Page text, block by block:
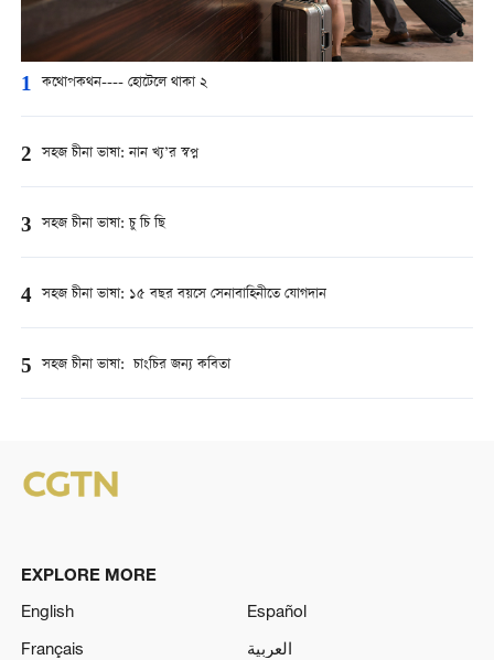
1 কথোপকথন---- হোটেলে থাকা ২
2 সহজ চীনা ভাষা: নান খ্য’র স্বপ্ন
3 সহজ চীনা ভাষা: চু চি ছি
4 সহজ চীনা ভাষা: ১৫ বছর বয়সে সেনাবাহিনীতে যোগদান
5 সহজ চীনা ভাষা: চাংচির জন্য কবিতা
EXPLORE MORE
English
Español
Français
العربية